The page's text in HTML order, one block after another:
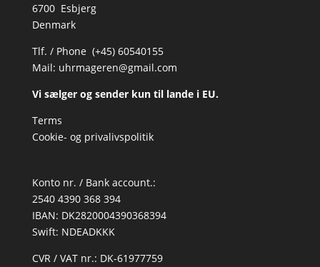
6700 Esbjerg
Denmark
Tlf. / Phone (+45) 60540155
Mail: uhrmageren@gmail.com
Vi sælger og sender kun til lande i EU.
Terms
Cookie- og privalivspolitik
Konto nr. / Bank account.:
2540 4390 368 394
IBAN: DK2820004390368394
Swift: NDEADKKK
CVR / VAT nr.: DK-61977759